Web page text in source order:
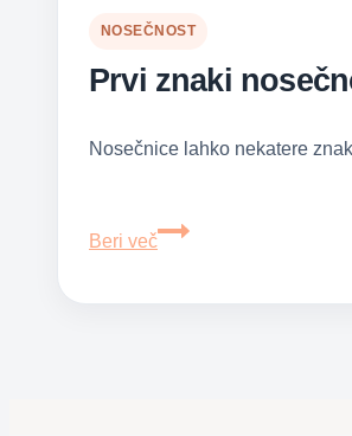
NOSEČNOST
Prvi znaki
Nosečnice lahko nekatere
Beri več
Prvi